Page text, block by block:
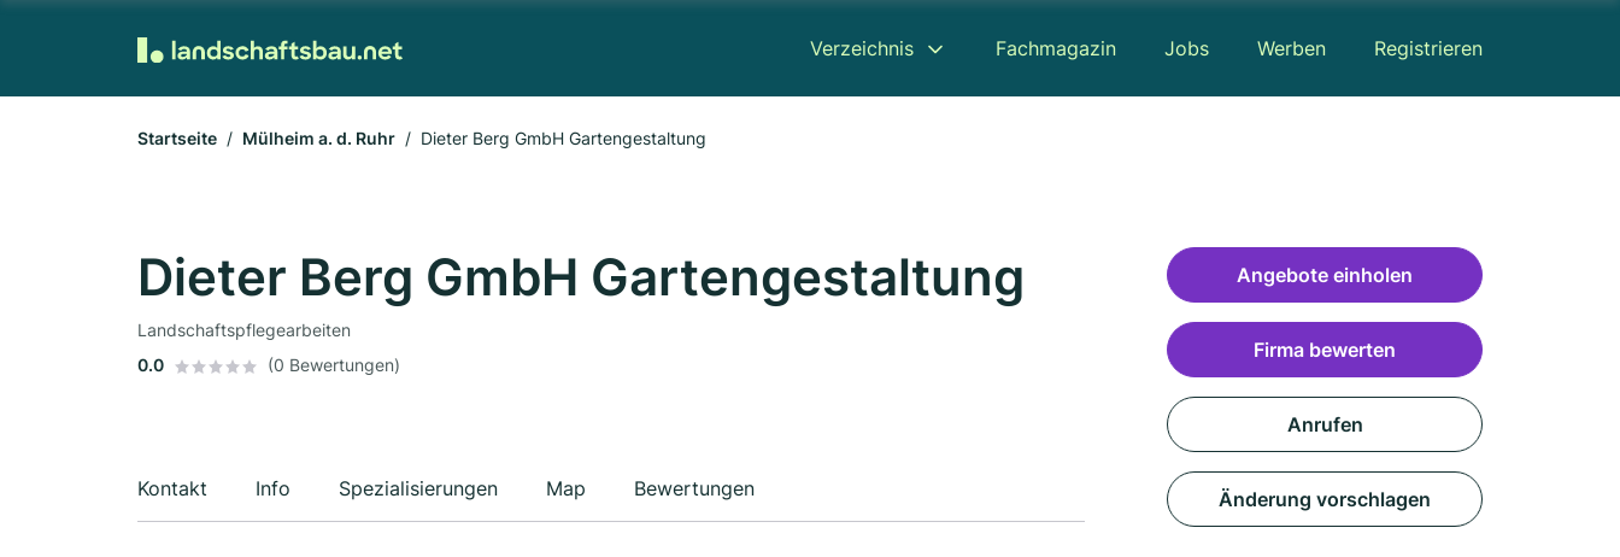
Verzeichnis Fachmagazin Jobs Werben Registrieren
Startseite Mülheim a. d. Ruhr Dieter Berg GmbH Gartengestaltung
Dieter Berg GmbH Gartengestaltung
Landschaftspflegearbeiten
0.0
(0 Bewertungen)
Kontakt Info Spezialisierungen Map Bewertungen
Angebote einholen
Firma bewerten
Anrufen
Änderung vorschlagen